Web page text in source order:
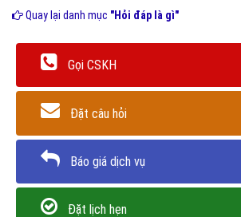
Quay lại danh mục "Hỏi đáp là gì"
Gọi CSKH
Đặt câu hỏi
Báo giá dịch vụ
Đặt lịch hẹn